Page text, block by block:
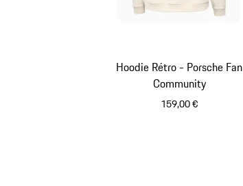
Hoodie Rétro - Porsche Fan
Community
159,00 €